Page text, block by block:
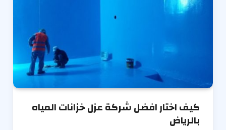
كيف اختار افضل شركة عزل خزانات المياه
بالرياض